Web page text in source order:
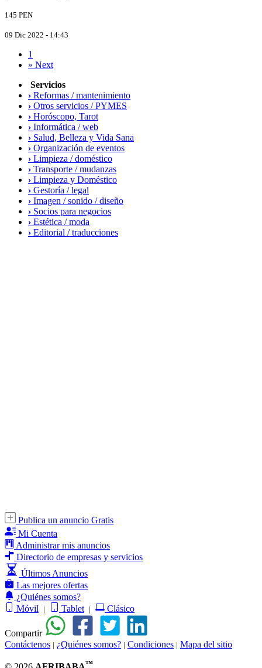
145 PEN
09 Dic 2022 - 14:43
1
» Next
Servicios
› Reformas / mantenimiento
› Otros servicios / PYMES
› Horóscopo, Tarot
› Informática / web
› Salud, Belleza y Vida Sana
› Organización de eventos
› Limpieza / doméstico
› Transporte / mudanzas
› Limpieza y Doméstico
› Gestoría / legal
› Imagen / sonido / diseño
› Socios para negocios
› Estética / moda
› Editorial / traducciones
Publica un anuncio Gratis
Mi Cuenta
Administrar mis anuncios
Directorio de empresas y servicios
Últimos Anuncios
Las mejores ofertas
¿Quiénes somos?
Móvil
| Tablet | Clásico
Compartir
Contáctenos | ¿Quiénes somos? | Condiciones | Mapa del sitio
™